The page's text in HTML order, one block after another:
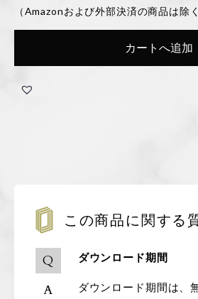
（Amazonおよび外部決済の商品は除く
カートへ追加
この商品に関する
ダウンロード期間
ダウンロード期間は、